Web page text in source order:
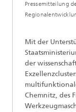
Pressemitteilung
Mit der
der
Chemnitz, des